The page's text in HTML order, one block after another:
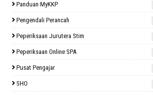
Panduan MyKKP
Pengendali Perancah
Peperiksaan Jurutera Stim
Peperiksaan Online SPA
Pusat Pengajar
SHO